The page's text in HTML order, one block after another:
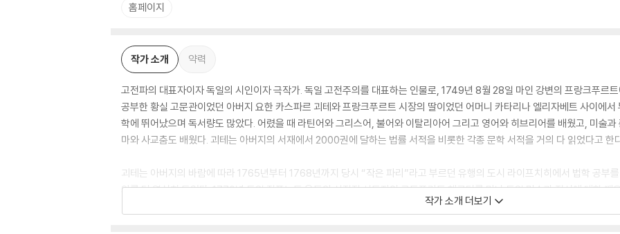
홈페이지
작가 소개 약력
고전파의 대표자이자 독일의 시인이자 극작가. 독일 고전주의를 대표하는 인물로, 1749년 8월 28일 마인 강변의 프랑크푸르
공부한 황실 고문관이었던 아버지 요한 카스파르 괴테와 프랑크푸르트 시장의 딸이었던 어머니 카타리나 엘리자베트 사이에
학에 뛰어났으며 독서량도 많았다. 어렸을 때 라틴어와 그리스어, 불어와 이탈리아어 그리고 영어와 히브리어를 배웠고, 미술
마와 사교춤도 배웠다. 괴테는 아버지의 서재에서 2000권에 달하는 법률 서적을 비롯한 각종 문학 서적을 거의 다 읽었다고 한
괴테는 아버지의 바람에 따라 1765년부터 1768년까지 당시 “작은 파리”라고 부르던 유행의 도시 라이프치히에서 법학 공부
의를 더 열심히 들었다. 1770년 독일 질풍노도 운동의 실질적 선도자인 고트프리트 헤르더를 만나 독일 민속과 정신에 대한 깨
마친 후 아버지의 도움을 받아 프랑크푸르트에서 작은 변호사 사무실을 열었지만, 문학에 대한 열정에 더 사로잡혀 있었다.
작가 소개 더보기